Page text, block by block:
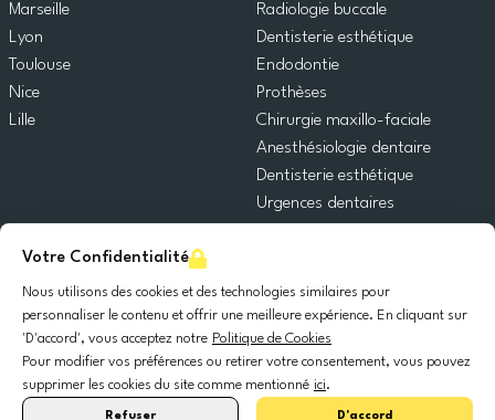
Votre Confidentialité
Nous utilisons des cookies et des technologies similaires pour
personnaliser le contenu et offrir une meilleure expérience. En cliquant sur
'D'accord', vous acceptez notre Politique de Cookies
Pour modifier vos préférences ou retirer votre consentement, vous pouvez
supprimer les cookies du site comme mentionné ici.
Refuser D'accord
Marseille
Lyon
Toulouse
Nice
Lille
Radiologie buccale
Dentisterie esthétique
Endodontie
Prothèses
Chirurgie maxillo-faciale
Anesthésiologie dentaire
Dentisterie esthétique
Urgences dentaires
Chirurgie orale
Implantologie dentaire
Parodontie
© 2025 DocDental. Tous les droits réservés.